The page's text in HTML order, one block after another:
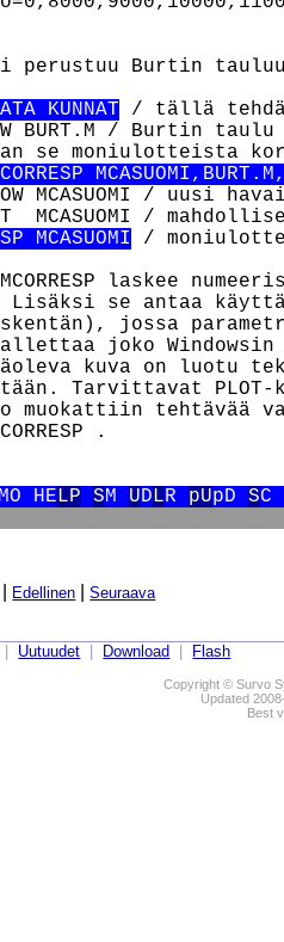
perustuu Burtin
KUNNAT / tällä
BURT.M / Burtin taulu
se moniulotteista
MCASUOMI / uusi
MCASUOMI /
MCASUOMI /
laskee
Lisäksi se antaa
jossa
joko
kuva on luotu
Tarvittavat
muokattiin tehtävää
.
HELP SM UDLR pUpD SC
Edellinen |Seuraava
Uutuudet Download Flash
Copyright © Survo
Updated
Best